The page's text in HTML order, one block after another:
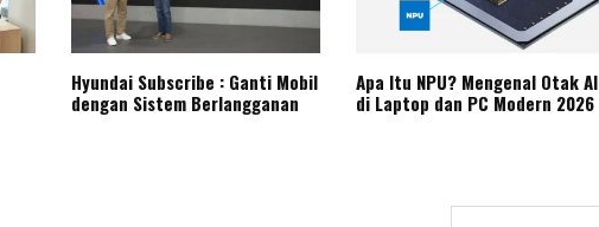
Hyundai Subscribe : Ganti Mobil
dengan Sistem Berlangganan
Apa Itu NPU? Mengenal Otak AI
di Laptop dan PC Modern 2026